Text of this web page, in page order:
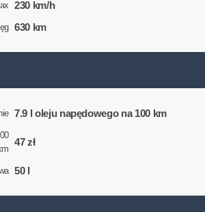
230 km/h
630 km
7.9 l oleju napędowego na 100 km
47 zł
50 l